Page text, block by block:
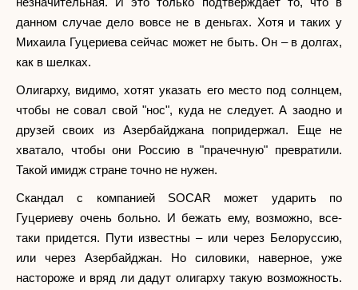
данном случае дело вовсе не в деньгах. Хотя и таких у
Михаила Гуцериева сейчас может не быть. Он – в долгах,
как в шелках.
Олигарху, видимо, хотят указать его место под солнцем,
чтобы не совал свой "нос", куда не следует. А заодно и
друзей своих из Азербайджана попридержал. Еще не
хватало, чтобы они Россию в "прачечную" превратили.
Такой имидж стране точно не нужен.
Скандал с компанией SOCAR может ударить по
Гуцериеву очень больно. И бежать ему, возможно, все-
таки придется. Пути известны – или через Белоруссию,
или через Азербайджан. Но силовики, наверное, уже
настороже и вряд ли дадут олигарху такую возможность.